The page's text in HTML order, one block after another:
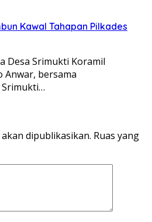
Kawal Tahapan Pilkades
Desa Srimukti Koramil
Anwar, bersama
Srimukti…
dipublikasikan. Ruas yang